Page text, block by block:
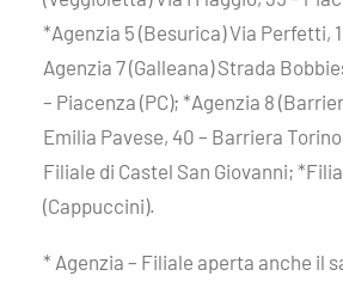
*Agenzia 5 (Besurica) Via Perfetti,
Agenzia 7 (Galleana) Strada
– Piacenza (PC); *Agenzia 8
Emilia Pavese, 40 – Barriera Torino
Filiale di Castel San Giovanni;
(Cappuccini).
* Agenzia – Filiale aperta anche il